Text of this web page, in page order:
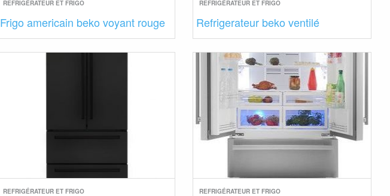
REFRIGÉRATEUR ET FRIGO
Frigo americain beko voyant rouge
REFRIGÉRATEUR ET FRIGO
Refrigerateur beko ventilé
REFRIGÉRATEUR ET FRIGO REFRIGÉRATEUR ET FRIGO